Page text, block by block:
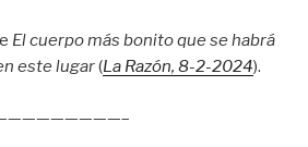
El cuerpo más bonito que se habrá
este lugar(La Razón, 8-2-2024).